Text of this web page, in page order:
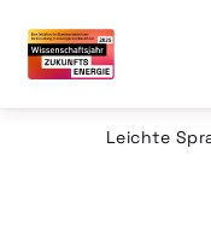
Leichte